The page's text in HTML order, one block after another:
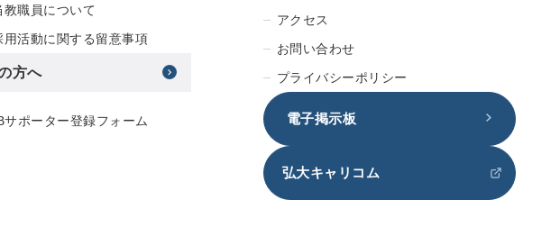
教職員について
用活動に関する留意事項
方へ
サポーター登録フォーム
アクセス
お問い合わせ
プライバシーポリシー
電子掲示板
弘大キャリコム